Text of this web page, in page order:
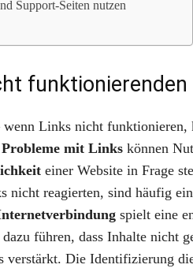
Support-Seiten nutzen
funktionierenden
Links nicht funktionieren,
Probleme mit Linkskönnen
einer Website in Frage
nicht reagierten, sind häufig
spielt eine
führen, dass Inhalte nicht
verstärkt. Die Identifizierung